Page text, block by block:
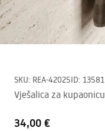
SKU: REA-42025ID: 13581
Vješalica za
34,00 €